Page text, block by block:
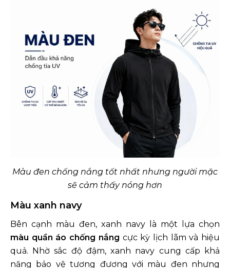
Màu đen chống nắng tốt nhất nhưng người mặc
sẽ cảm thấy nóng hơn
Màu xanh navy
Bên cạnh màu đen, xanh navy là một lựa chọn
màu quần áo chống nắng cực kỳ lịch lãm và hiệu
quả. Nhờ sắc độ đậm, xanh navy cung cấp khả
năng bảo vệ tương đương với màu đen nhưng